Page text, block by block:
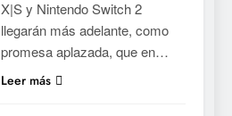
X|S y Nintendo Switch 2
llegarán más adelante, como
promesa aplazada, que en…
Leer más